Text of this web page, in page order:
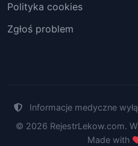
Polityka cookies
Zgłoś problem
Informacje medyczne
© 2026 RejestrLekow.com.
Made with